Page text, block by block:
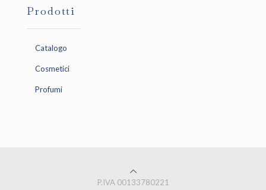
Prodotti
Catalogo
Cosmetici
Profumi
P.IVA 00133780221